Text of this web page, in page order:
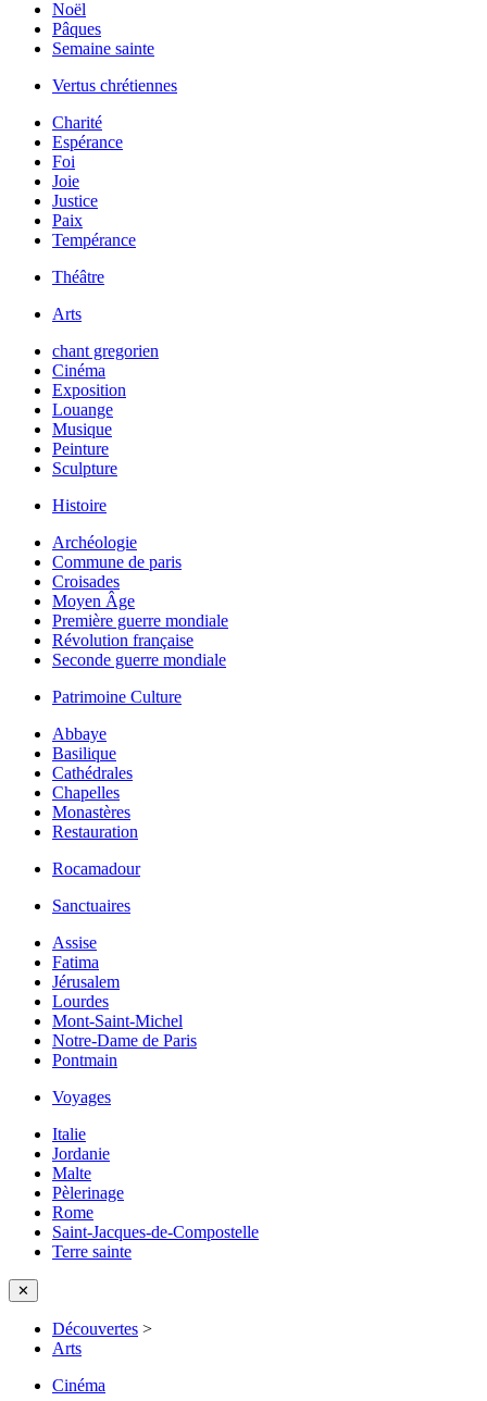
Noël
Pâques
Semaine sainte
Vertus chrétiennes
Charité
Espérance
Foi
Joie
Justice
Paix
Tempérance
Théâtre
Arts
chant gregorien
Cinéma
Exposition
Louange
Musique
Peinture
Sculpture
Histoire
Archéologie
Commune de paris
Croisades
Moyen Âge
Première guerre mondiale
Révolution française
Seconde guerre mondiale
Patrimoine Culture
Abbaye
Basilique
Cathédrales
Chapelles
Monastères
Restauration
Rocamadour
Sanctuaires
Assise
Fatima
Jérusalem
Lourdes
Mont-Saint-Michel
Notre-Dame de Paris
Pontmain
Voyages
Italie
Jordanie
Malte
Pèlerinage
Rome
Saint-Jacques-de-Compostelle
Terre sainte
✕
Découvertes >
Arts
Cinéma